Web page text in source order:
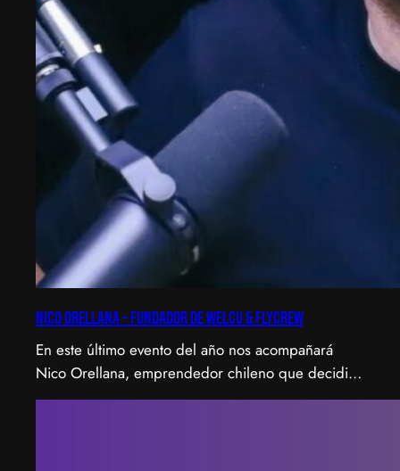
Nico Orellana – Fundador de Welcu & Flycrew
En este último evento del año nos acompañará
Nico Orellana, emprendedor chileno que decidió
no ser gerente, sino constructor de impacto.